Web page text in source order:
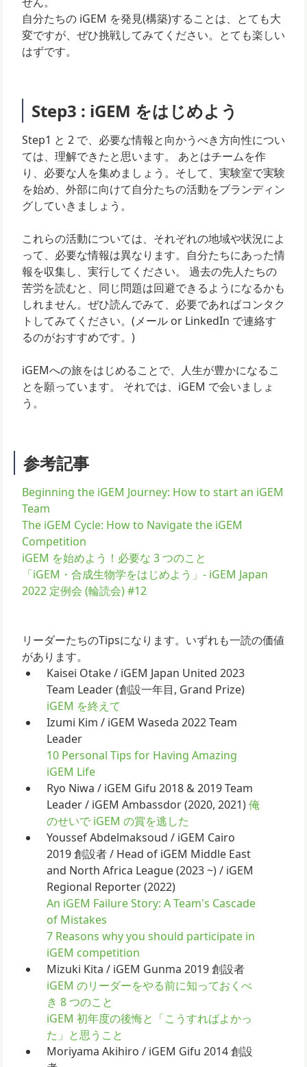
自分たちの iGEM を発見(構築)することは、とても大
変ですが、ぜひ挑戦してみてください。とても楽しい
はずです。
Step3 : iGEM をはじめよう
Step1 と 2 で、必要な情報と向かうべき方向性につい
ては、理解できたと思います。 あとはチームを作
り、必要な人を集めましょう。そして、実験室で実験
を始め、外部に向けて自分たちの活動をブランディン
グしていきましょう。
これらの活動については、それぞれの地域や状況によ
って、必要な情報は異なります。自分たちにあった情
報を収集し、実行してください。 過去の先人たちの
苦労を読むと、同じ問題は回避できるようになるかも
しれません。ぜひ読んでみて、必要であればコンタク
トしてみてください。(メール or LinkedIn で連絡す
るのがおすすめです。)
iGEMへの旅をはじめることで、人生が豊かになるこ
とを願っています。 それでは、iGEM で会いましょ
う。
参考記事
Beginning the iGEM Journey: How to start an iGEM
Team
The iGEM Cycle: How to Navigate the iGEM
Competition
iGEM を始めよう！必要な 3 つのこと
「iGEM・合成生物学をはじめよう」- iGEM Japan
2022 定例会 (輪読会) #12
リーダーたちのTipsになります。いずれも一読の価値
があります。
Kaisei Otake / iGEM Japan United 2023
Team Leader (創設一年目, Grand Prize)
iGEM を終えて
Izumi Kim / iGEM Waseda 2022 Team
Leader
10 Personal Tips for Having Amazing
iGEM Life
Ryo Niwa / iGEM Gifu 2018 & 2019 Team
Leader / iGEM Ambassdor (2020, 2021)俺
のせいで iGEM の賞を逃した
Youssef Abdelmaksoud / iGEM Cairo
2019 創設者 / Head of iGEM Middle East
and North Africa League (2023 ~) / iGEM
Regional Reporter (2022)
An iGEM Failure Story: A Team's Cascade
of Mistakes
7 Reasons why you should participate in
iGEM competition
Mizuki Kita / iGEM Gunma 2019 創設者
iGEM のリーダーをやる前に知っておくべ
き 8 つのこと
iGEM 初年度の後悔と「こうすればよかっ
た」と思うこと
Moriyama Akihiro / iGEM Gifu 2014 創設